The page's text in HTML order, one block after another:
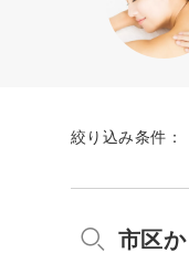
絞り込み条件：
市区